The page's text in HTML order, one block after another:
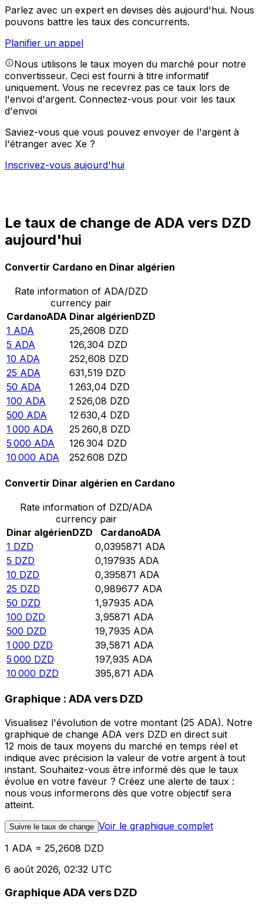
Parlez avec un expert en devises dès aujourd'hui. Nous
pouvons battre les taux des concurrents.
Planifier un appel
Nous utilisons le taux moyen du marché pour notre
convertisseur. Ceci est fourni à titre informatif
uniquement. Vous ne recevrez pas ce taux lors de
l'envoi d'argent. Connectez-vous pour voir les taux
d'envoi
Saviez-vous que vous pouvez envoyer de l'argent à
l'étranger avec Xe ?
Inscrivez-vous aujourd'hui
Le taux de change de ADA vers DZD
aujourd'hui
Convertir Cardano en Dinar algérien
Rate information of ADA/DZD
currency pair
CardanoADA Dinar algérienDZD
1 ADA 25,2608 DZD
5 ADA 126,304 DZD
10 ADA 252,608 DZD
25 ADA 631,519 DZD
50 ADA 1 263,04 DZD
100 ADA 2 526,08 DZD
500 ADA 12 630,4 DZD
1 000 ADA 25 260,8 DZD
5 000 ADA 126 304 DZD
10 000 ADA 252 608 DZD
Convertir Dinar algérien en Cardano
Rate information of DZD/ADA
currency pair
Dinar algérienDZD CardanoADA
1 DZD 0,0395871 ADA
5 DZD 0,197935 ADA
10 DZD 0,395871 ADA
25 DZD 0,989677 ADA
50 DZD 1,97935 ADA
100 DZD 3,95871 ADA
500 DZD 19,7935 ADA
1 000 DZD 39,5871 ADA
5 000 DZD 197,935 ADA
10 000 DZD 395,871 ADA
Graphique : ADA vers DZD
Visualisez l'évolution de votre montant (25 ADA). Notre
graphique de change ADA vers DZD en direct suit
12 mois de taux moyens du marché en temps réel et
indique avec précision la valeur de votre argent à tout
instant. Souhaitez-vous être informé dès que le taux
évolue en votre faveur ? Créez une alerte de taux :
nous vous informerons dès que votre objectif sera
atteint.
Suivre le taux de change Voir le graphique complet
1 ADA = 25,2608 DZD
6 août 2026, 02:32 UTC
Graphique ADA vers DZD